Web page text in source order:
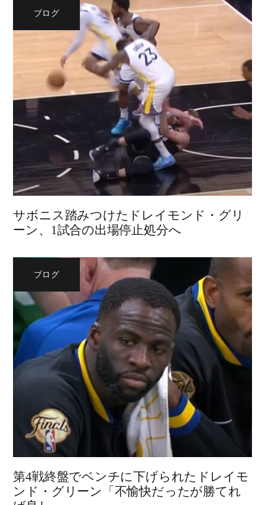
ブログ
サボニス踏みつけたドレイモンド・グリ
ーン、1試合の出場停止処分へ
ブログ
第4戦終盤でベンチに下げられたドレイモ
ンド・グリーン「不愉快だったが勝てれ